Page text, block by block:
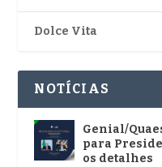
Dolce Vita
NOTÍCIAS
Genial/
para
os detalhes